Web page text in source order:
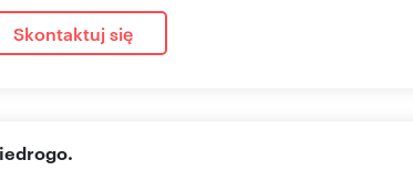
Skontaktuj się